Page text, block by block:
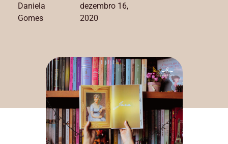
Daniela
Gomes
dezembro 16,
2020